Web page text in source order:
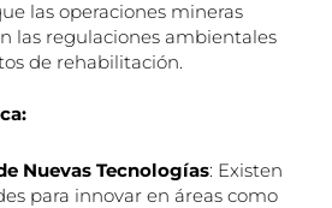
las operaciones mineras
las regulaciones ambientales
de rehabilitación.
Nuevas Tecnologías: Existen
para innovar en áreas como